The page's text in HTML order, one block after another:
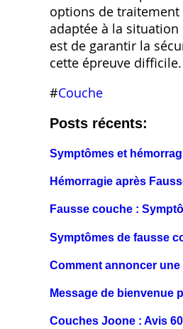
options de traitement
adaptée à la
est de garantir la
cette épreuve difficile.
#Couche
Posts récents:
Symptômes et
Hémorragie après
Fausse couche :
Symptômes de fausse
Comment annoncer
Message de bienvenue
Couches Joone : Avis